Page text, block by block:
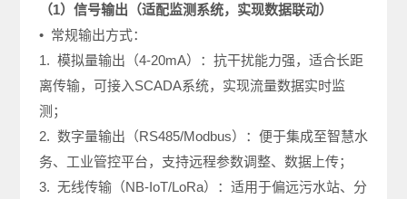
（1）信号输出（适配监测系统，实现数据联动）
• 常规输出方式：
1. 模拟量输出（4-20mA）：抗干扰能力强，适合长距
离传输，可接入SCADA系统，实现流量数据实时监
测；
2. 数字量输出（RS485/Modbus）：便于集成至智慧水
务、工业管控平台，支持远程参数调整、数据上传；
3. 无线传输（NB-IoT/LoRa）：适用于偏远污水站、分